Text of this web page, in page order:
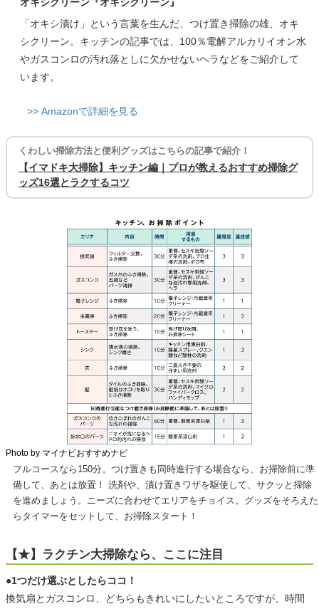
「オキシ漬け」という言葉を生んだ、つけ置き掃除の雄、オキ
シクリーン。キッチンの記事では、100％電解アルカリイオン水
やガスコンロの汚れ落としに欠かせないヘラなどをご紹介して
います。
>> Amazonで詳細を見る
くわしい掃除方法と便利グッズはこちらの記事で紹介！
【イマドキ大掃除】キッチン編｜プロが教えるおすすめ掃除グ
ッズ16選とラクするコツ
Photo by マイナビおすすめナビ
フルコースなら150分。つけ置きも同時進行する場合なら、お掃除前に準
備して、あとは放置！ 洗剤や、漬け置きワザを駆使して、サクッと掃除
を進めましょう。ニーズに合わせてエリアをチョイス。グッズをそろえた
らタイマーをセットして、お掃除スタート！
【★】ラクチン大掃除なら、ここに注目
●1つだけ選ぶとしたらココ！
換気扇とガスコンロ、どちらもきれいにしたいところですが、時間